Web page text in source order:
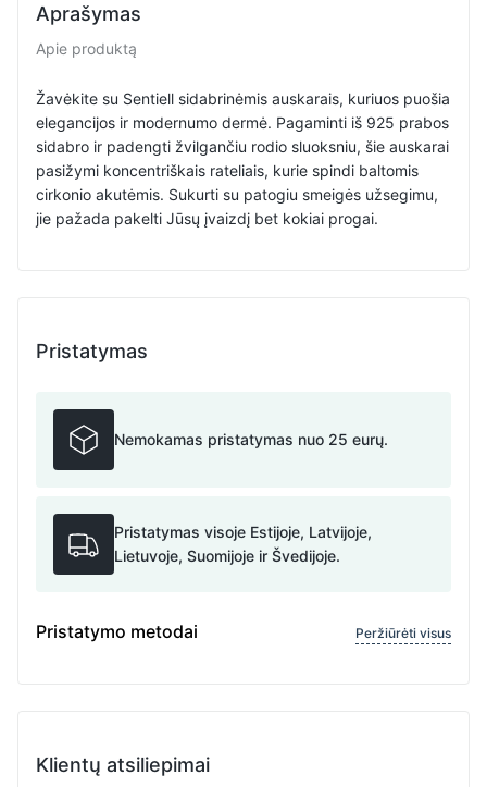
Aprašymas
Apie produktą
Žavėkite su Sentiell sidabrinėmis auskarais, kuriuos puošia
elegancijos ir modernumo dermė. Pagaminti iš 925 prabos
sidabro ir padengti žvilgančiu rodio sluoksniu, šie auskarai
pasižymi koncentriškais rateliais, kurie spindi baltomis
cirkonio akutėmis. Sukurti su patogiu smeigės užsegimu,
jie pažada pakelti Jūsų įvaizdį bet kokiai progai.
Pristatymas
Nemokamas pristatymas nuo 25 eurų.
Pristatymas visoje Estijoje, Latvijoje,
Lietuvoje, Suomijoje ir Švedijoje.
Pristatymo metodai Peržiūrėti visus
Klientų atsiliepimai